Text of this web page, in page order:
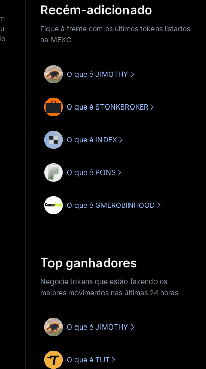
Recém-adicionado
Fique à frente com os últimos tokens listados
na MEXC
O que é JIMOTHY
O que é STONKBROKER
O que é INDEX
O que é PONS
O que é GMEROBINHOOD
Top ganhadores
Negocie tokens que estão fazendo os
maiores movimentos nas últimas 24 horas
O que é JIMOTHY
O que é TUT